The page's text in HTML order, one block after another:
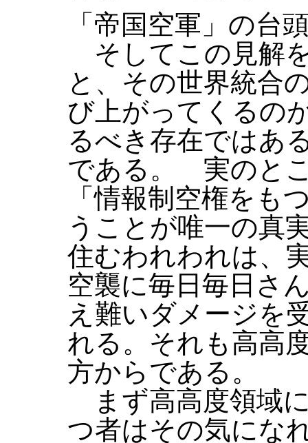
「帝国空軍」の台
そしてこの見解
と、その世界統合
び上がってくるの
るべき存在ではあ
である。 実のと
「情報制空権をも
うことが唯一の真
住むわれわれは、
空襲に毎日毎日さ
え難いダメージを
れる。それも高高
方からである。
まず高高度領域
つ者はその気にな